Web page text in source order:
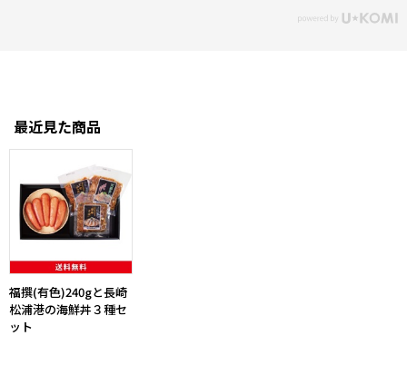
最近見た商品
福撰(有色)240gと長崎
松浦港の海鮮丼３種セ
ット